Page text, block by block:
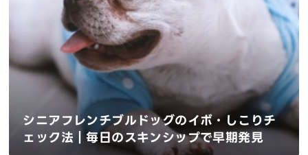
シニアフレンチブルドッグのイボ・しこりチ
ェック法｜毎日のスキンシップで早期発見